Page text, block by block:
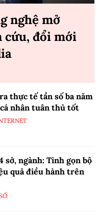
nghệ mở
cứu, đổi mới
thực tế tần số ba năm
nhân tuân thủ tốt
sở, ngành: Tinh gọn bộ
quả điều hành trên